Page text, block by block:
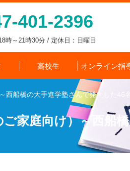
401-2396
時～21時30分 / 定休日：日曜日
高校生 オンライン指
西船橋の大手進学塾さんで発生した46
家庭向け）～西船